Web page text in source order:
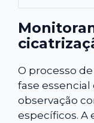
O processo
fase
observação
específicos. A